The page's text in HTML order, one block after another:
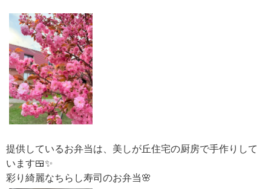
提供しているお弁当は、美しが丘住宅の厨房で手作りして
います🍱✨
彩り綺麗なちらし寿司のお弁当🌸